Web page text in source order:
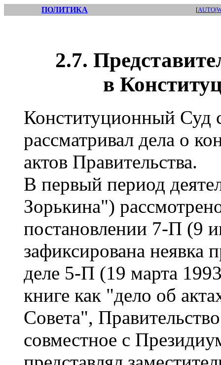
ПОЛИТИКА [AUTO|
2.7.
в
Конституционный Суд
рассматривал дела о
актов Правительства.
В первый период
Зорькина")
постановлении 7-П (9
зафиксирована неявка
деле 5-П (19 марта
книге как "дело об
Совета",
совместное с